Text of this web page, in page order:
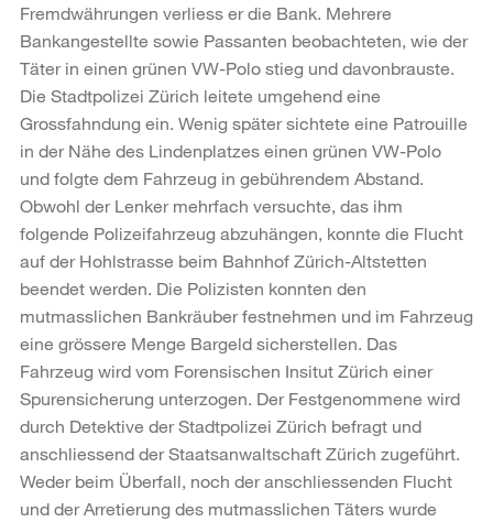
Fremdwährungen verliess er die Bank. Mehrere
Bankangestellte sowie Passanten beobachteten, wie der
Täter in einen grünen VW-Polo stieg und davonbrauste.
Die Stadtpolizei Zürich leitete umgehend eine
Grossfahndung ein. Wenig später sichtete eine Patrouille
in der Nähe des Lindenplatzes einen grünen VW-Polo
und folgte dem Fahrzeug in gebührendem Abstand.
Obwohl der Lenker mehrfach versuchte, das ihm
folgende Polizeifahrzeug abzuhängen, konnte die Flucht
auf der Hohlstrasse beim Bahnhof Zürich-Altstetten
beendet werden. Die Polizisten konnten den
mutmasslichen Bankräuber festnehmen und im Fahrzeug
eine grössere Menge Bargeld sicherstellen. Das
Fahrzeug wird vom Forensischen Insitut Zürich einer
Spurensicherung unterzogen. Der Festgenommene wird
durch Detektive der Stadtpolizei Zürich befragt und
anschliessend der Staatsanwaltschaft Zürich zugeführt.
Weder beim Überfall, noch der anschliessenden Flucht
und der Arretierung des mutmasslichen Täters wurde